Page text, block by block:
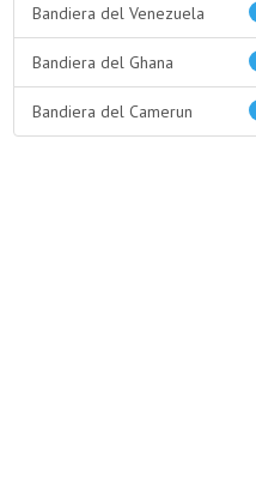
Bandiera del Venezuela
Bandiera del Ghana
Bandiera del Camerun